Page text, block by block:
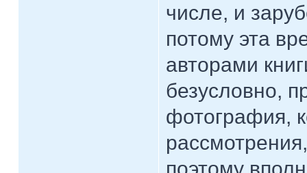
числе, и
потому эта
авторами
безусловно,
фотография,